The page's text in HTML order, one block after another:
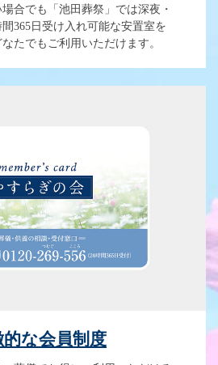
合でも「池田葬祭」では深夜・
365日受け入れ可能な安置室を
たでもご利用いただけます。
な会員制度